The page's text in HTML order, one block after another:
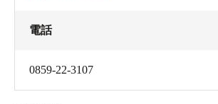
電話
0859-22-3107